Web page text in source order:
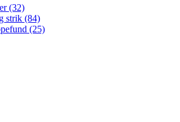
(32)
strik (84)
(25)